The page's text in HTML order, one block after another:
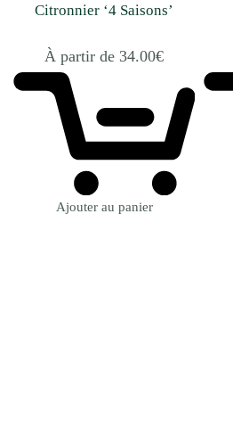
Citronnier ‘4 Saisons’
À partir de 34.00€
Ajouter au panier